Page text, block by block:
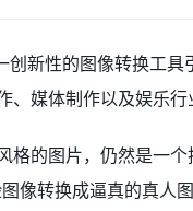
性的图像转换工具
媒体制作以及娱乐行
格的图片，仍然是
像转换成逼真的真人